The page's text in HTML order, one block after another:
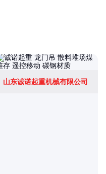
山东诚诺起重机械有限公司